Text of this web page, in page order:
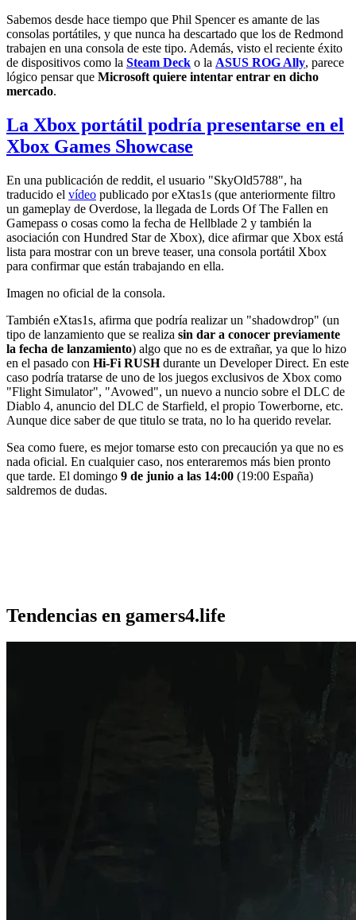
Sabemos desde hace tiempo que Phil Spencer es amante de las
consolas portátiles, y que nunca ha descartado que los de Redmond
trabajen en una consola de este tipo. Además, visto el reciente éxito
de dispositivos como la Steam Deck o la ASUS ROG Ally, parece
lógico pensar que Microsoft quiere intentar entrar en dicho
mercado.
La Xbox portátil podría presentarse en el
Xbox Games Showcase
En una publicación de reddit, el usuario "SkyOld5788", ha
traducido el vídeo publicado por eXtas1s (que anteriormente filtro
un gameplay de Overdose, la llegada de Lords Of The Fallen en
Gamepass o cosas como la fecha de Hellblade 2 y también la
asociación con Hundred Star de Xbox), dice afirmar que Xbox está
lista para mostrar con un breve teaser, una consola portátil Xbox
para confirmar que están trabajando en ella.
Imagen no oficial de la consola.
También eXtas1s, afirma que podría realizar un "shadowdrop" (un
tipo de lanzamiento que se realiza sin dar a conocer previamente
la fecha de lanzamiento) algo que no es de extrañar, ya que lo hizo
en el pasado con Hi-Fi RUSHdurante un Developer Direct. En este
caso podría tratarse de uno de los juegos exclusivos de Xbox como
"Flight Simulator", "Avowed", un nuevo a nuncio sobre el DLC de
Diablo 4, anuncio del DLC de Starfield, el propio Towerborne, etc.
Aunque dice saber de que titulo se trata, no lo ha querido revelar.
Sea como fuere, es mejor tomarse esto con precaución ya que no es
nada oficial. En cualquier caso, nos enteraremos más bien pronto
que tarde. El domingo 9 de junio a las 14:00 (19:00 España)
saldremos de dudas.
Tendencias en gamers4.life